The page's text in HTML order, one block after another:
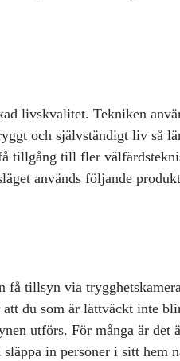
livskvalitet. Tekniken
och självständigt liv så
tillgång till fler
används följande
få tillsyn via
du som är lättväckt inte
utförs. För många är det
in personer i sitt hem